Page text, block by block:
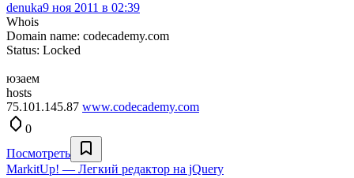
denuka9 ноя 2011 в 02:39
Whois
Domain name: codecademy.com
Status: Locked
юзаем
hosts
75.101.145.87 www.codecademy.com
0
Посмотреть
MarkitUp! — Легкий редактор на jQuery